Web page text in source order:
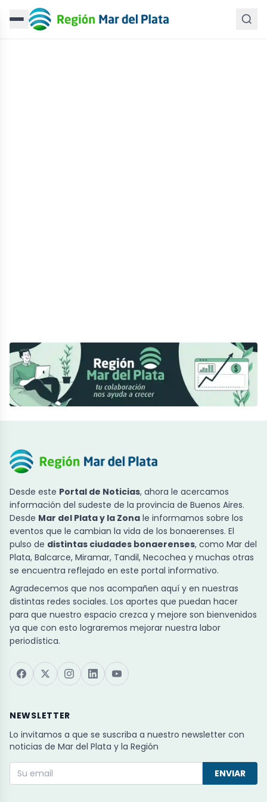
Desde este Portal de Noticias, ahora le acercamos
información del sudeste de la provincia de Buenos Aires.
Desde Mar del Plata y la Zona le informamos sobre los
eventos que le cambian la vida de los bonaerenses. El
pulso de distintas ciudades bonaerenses, como Mar del
Plata, Balcarce, Miramar, Tandil, Necochea y muchas otras
se encuentra reflejado en este portal informativo.
Agradecemos que nos acompañen aquí y en nuestras
distintas redes sociales. Los aportes que puedan hacer
para que nuestro espacio crezca y mejore son bienvenidos
ya que con esto lograremos mejorar nuestra labor
periodística.
NEWSLETTER
Lo invitamos a que se suscriba a nuestro newsletter con
noticias de Mar del Plata y la Región
ENVIAR